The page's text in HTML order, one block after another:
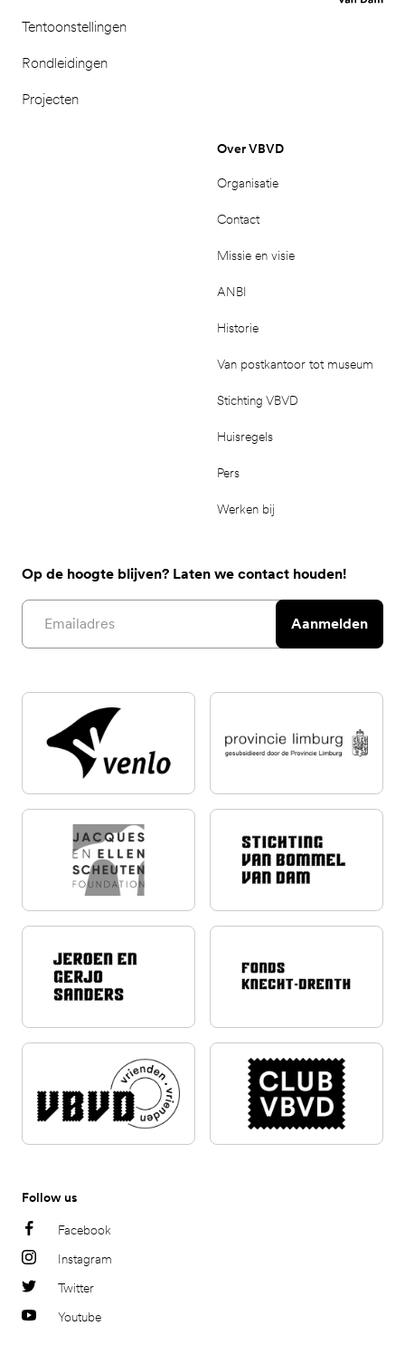
Tentoonstellingen
Rondleidingen
Projecten
Over VBVD
Organisatie
Contact
Missie en visie
ANBI
Historie
Van postkantoor tot museum
Stichting VBVD
Huisregels
Pers
Werken bij
Op de hoogte blijven? Laten we contact houden!
Email address
Aanmelden
Follow us
Facebook
Instagram
Twitter
Youtube